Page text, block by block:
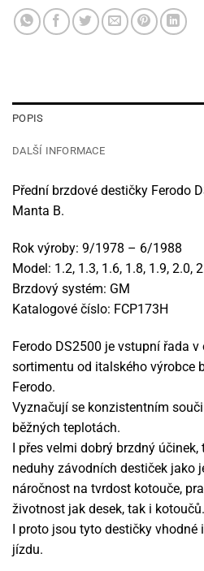
POPIS
DALŠÍ INFORMACE
Přední brzdové destičky Ferodo
Manta B.
Rok výroby: 9/1978 – 6/1988
Model: 1.2, 1.3, 1.6, 1.8, 1.9, 2.0,
Brzdový systém: GM
Katalogové číslo: FCP173H
Ferodo DS2500 je vstupní řada
sortimentu od italského výrobce
Ferodo.
Vyznačují se konzistentním
běžných teplotách.
I přes velmi dobrý brzdný
neduhy závodních destiček jako
náročnost na tvrdost kotouče,
životnost jak desek, tak i kotoučů.
I proto jsou tyto destičky
jízdu.